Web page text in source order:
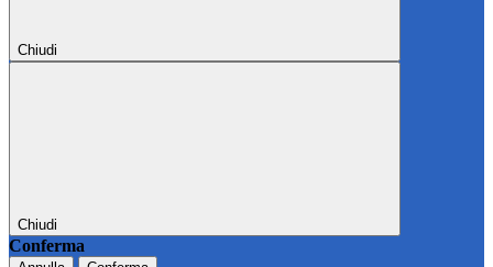
Chiudi
Chiudi
Conferma